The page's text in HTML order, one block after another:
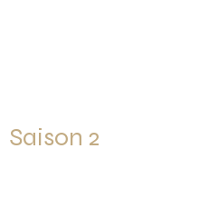
Saison 2